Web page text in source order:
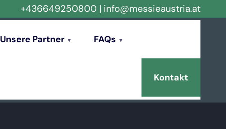
+436649250800 | info@messieaustria.at
Unsere Partner FAQs
Kontakt